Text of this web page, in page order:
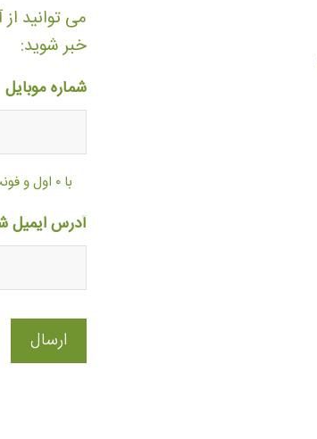
می توانید
خبر شوید:
شماره موبایل
با ۰ اول و فونت انگلیسی لطفا!
آدرس ایمیل